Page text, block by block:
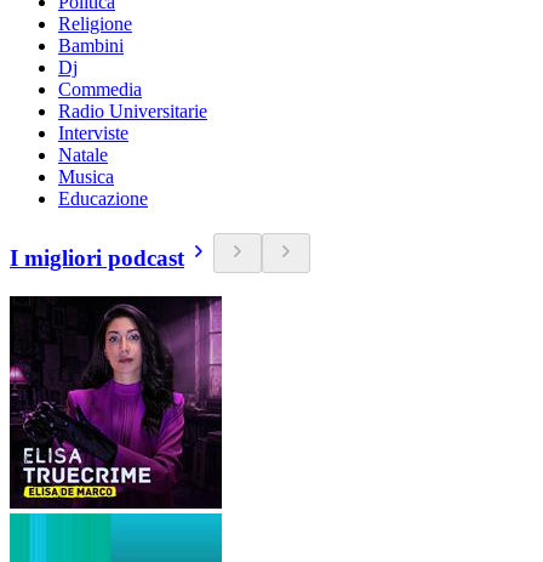
Religione
Bambini
Dj
Commedia
Radio Universitarie
Interviste
Natale
Musica
Educazione
I migliori podcast